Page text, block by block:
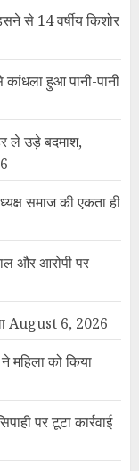
से 14 वर्षीय किशोर
हुआ पानी-पानी
ले उड़े बदमाश,
समाज की एकता ही
और आरोपी पर
August 6, 2026
महिला को किया
पर टूटा कार्रवाई